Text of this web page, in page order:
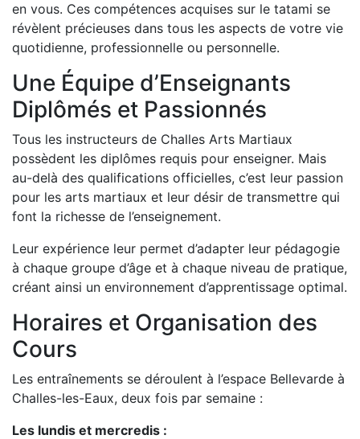
en vous. Ces compétences acquises sur le tatami se
révèlent précieuses dans tous les aspects de votre vie
quotidienne, professionnelle ou personnelle.
Une Équipe d’Enseignants
Diplômés et Passionnés
Tous les instructeurs de Challes Arts Martiaux
possèdent les diplômes requis pour enseigner. Mais
au-delà des qualifications officielles, c’est leur passion
pour les arts martiaux et leur désir de transmettre qui
font la richesse de l’enseignement.
Leur expérience leur permet d’adapter leur pédagogie
à chaque groupe d’âge et à chaque niveau de pratique,
créant ainsi un environnement d’apprentissage optimal.
Horaires et Organisation des
Cours
Les entraînements se déroulent à l’espace Bellevarde à
Challes-les-Eaux, deux fois par semaine :
Les lundis et mercredis :